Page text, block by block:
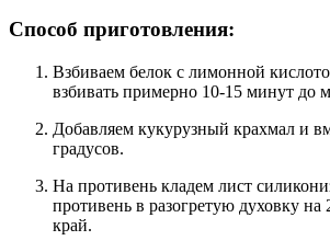
Способ приготовления:
Взбиваем белок с лимонной кислотой до появления белой пены. Добавляем сахарную пудру и продолжаем
взбивать примерно 10-15 минут до
Добавляем кукурузный крахмал и вмешиваем его в медленные обороты. Включаем духовой шкаф на 150
градусов.
На противень кладем лист силиконизированного пергамента. Ровным слоем выкладываем меренгу. Ставим
противень в разогретую духовку
край.